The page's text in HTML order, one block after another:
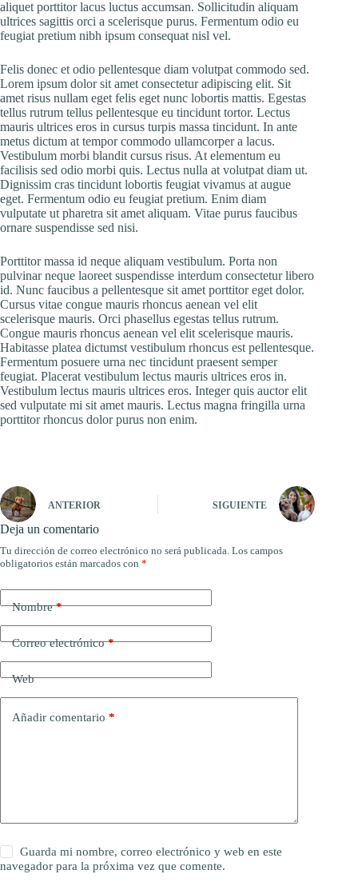
aliquet porttitor lacus luctus accumsan. Sollicitudin aliquam
ultrices sagittis orci a scelerisque purus. Fermentum odio eu
feugiat pretium nibh ipsum consequat nisl vel.
Felis donec et odio pellentesque diam volutpat commodo sed.
Lorem ipsum dolor sit amet consectetur adipiscing elit. Sit
amet risus nullam eget felis eget nunc lobortis mattis. Egestas
tellus rutrum tellus pellentesque eu tincidunt tortor. Lectus
mauris ultrices eros in cursus turpis massa tincidunt. In ante
metus dictum at tempor commodo ullamcorper a lacus.
Vestibulum morbi blandit cursus risus. At elementum eu
facilisis sed odio morbi quis. Lectus nulla at volutpat diam ut.
Dignissim cras tincidunt lobortis feugiat vivamus at augue
eget. Fermentum odio eu feugiat pretium. Enim diam
vulputate ut pharetra sit amet aliquam. Vitae purus faucibus
ornare suspendisse sed nisi.
Porttitor massa id neque aliquam vestibulum. Porta non
pulvinar neque laoreet suspendisse interdum consectetur libero
id. Nunc faucibus a pellentesque sit amet porttitor eget dolor.
Cursus vitae congue mauris rhoncus aenean vel elit
scelerisque mauris. Orci phasellus egestas tellus rutrum.
Congue mauris rhoncus aenean vel elit scelerisque mauris.
Habitasse platea dictumst vestibulum rhoncus est pellentesque.
Fermentum posuere urna nec tincidunt praesent semper
feugiat. Placerat vestibulum lectus mauris ultrices eros in.
Vestibulum lectus mauris ultrices eros. Integer quis auctor elit
sed vulputate mi sit amet mauris. Lectus magna fringilla urna
porttitor rhoncus dolor purus non enim.
ANTERIOR SIGUIENTE
Deja un comentario
Tu dirección de correo electrónico no será publicada. Los campos
obligatorios están marcados con *
Nombre*
Correo electrónico*
Web
Añadir comentario *
Guarda mi nombre, correo electrónico y web en este
navegador para la próxima vez que comente.